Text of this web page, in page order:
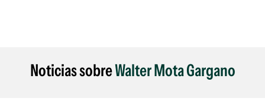
Noticias sobreWalter Mota Gargano